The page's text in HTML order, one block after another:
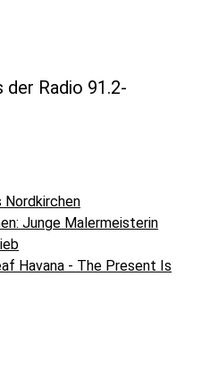
Radio 91.2-
Nordkirchen
Junge Malermeisterin
Havana - The Present Is